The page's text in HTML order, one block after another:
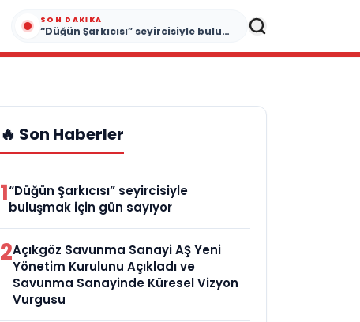
SON DAKIKA
“Düğün Şarkıcısı” seyircisiyle buluşmak için gün sayıyor
🔥 Son Haberler
1“Düğün Şarkıcısı” seyircisiyle
buluşmak için gün sayıyor
2Açıkgöz Savunma Sanayi AŞ Yeni
Yönetim Kurulunu Açıkladı ve
Savunma Sanayinde Küresel Vizyon
Vurgusu